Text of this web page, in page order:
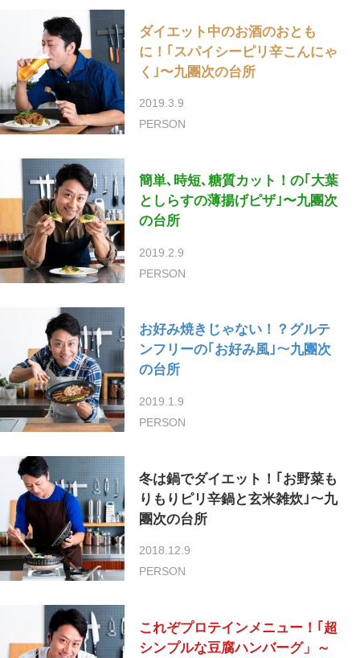
ダイエット中のお酒のおとも
に！｢スパイシーピリ辛こんにゃ
く｣〜九團次の台所
2019.3.9
PERSON
簡単､時短､糖質カット！の｢大葉
としらすの薄揚げピザ｣〜九團次
の台所
2019.2.9
PERSON
お好み焼きじゃない！？グルテ
ンフリーの｢お好み風｣〜九團次
の台所
2019.1.9
PERSON
冬は鍋でダイエット！｢お野菜も
りもりピリ辛鍋と玄米雑炊｣〜九
團次の台所
2018.12.9
PERSON
これぞプロテインメニュー！｢超
シンプルな豆腐ハンバーグ」～